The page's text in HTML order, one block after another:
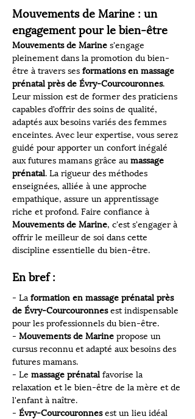
Mouvements de Marine : un
engagement pour le bien-être
Mouvements de Marine s'engage
pleinement dans la promotion du bien-
être à travers ses formations en massage
prénatal près de Évry-Courcouronnes.
Leur mission est de former des praticiens
capables d’offrir des soins de qualité,
adaptés aux besoins variés des femmes
enceintes. Avec leur expertise, vous serez
guidé pour apporter un confort inégalé
aux futures mamans grâce au massage
prénatal. La rigueur des méthodes
enseignées, alliée à une approche
empathique, assure un apprentissage
riche et profond. Faire confiance à
Mouvements de Marine, c'est s'engager à
offrir le meilleur de soi dans cette
discipline essentielle du bien-être.
En bref :
- La formation en massage prénatal près
de Évry-Courcouronnes est indispensable
pour les professionnels du bien-être.
- Mouvements de Marine propose un
cursus reconnu et adapté aux besoins des
futures mamans.
- Le massage prénatal favorise la
relaxation et le bien-être de la mère et de
l'enfant à naître.
- Évry-Courcouronnes est un lieu idéal